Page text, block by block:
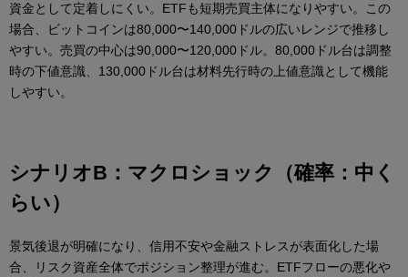
資金として定着しにくい。ETFも短期売買主体になりやすい。この
場合、ビットコインは80,000〜140,000ドルの広いレンジで推移し
やすい。売買の中心は90,000〜120,000ドル。80,000ドル台は調整
時の下値意識、130,000ドル台は材料先行時の上値意識として機能
しやすい。
シナリオB：マクロショック（確率：中く
らい）
景気後退が明確になり、信用不安や金融ストレスが表面化した場
合、リスク資産全体でポジション整理が進む。ETFフローの悪化や